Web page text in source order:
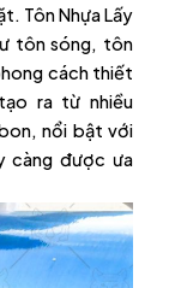
Tôn Nhựa Lấy
tôn sóng, tôn
cách thiết
ra từ nhiều
nổi bật với
càng được ưa